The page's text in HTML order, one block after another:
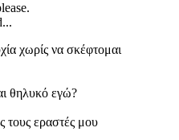
χωρίς να σκέφτομαι
θηλυκό εγώ?
εραστές μου